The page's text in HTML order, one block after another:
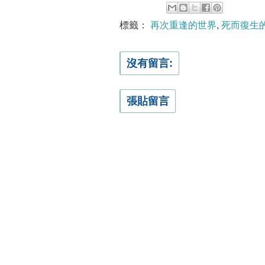
標籤： 再次重逢的世界, 死而復生
沒有留言:
張貼留言